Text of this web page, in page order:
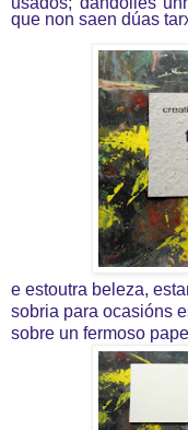
que non saen dúas
e estoutra beleza,
sobria para ocasións
sobre un fermoso